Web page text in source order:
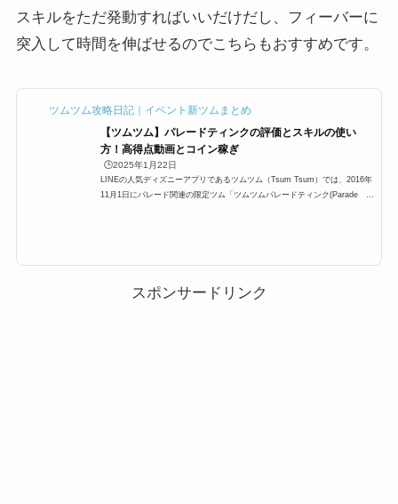
スキルをただ発動すればいいだけだし、フィーバーに
突入して時間を伸ばせるのでこちらもおすすめです。
ツムツム攻略日記｜イベント新ツムまとめ
【ツムツム】パレードティンクの評価とスキルの使い
方！高得点動画とコイン稼ぎ
🕒️2025年1月22日
LINEの人気ディズニーアプリであるツムツム（Tsum Tsum）では、2016年
11月1日にパレード関連の限定ツム「ツムツムパレードティンク(Parade th
スピード普通スキルレベル1...
スポンサードリンク